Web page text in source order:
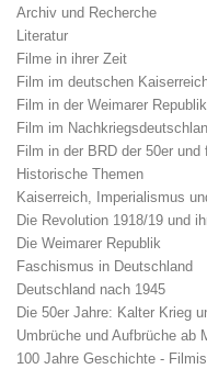
Archiv und Recherche
Literatur
Filme in ihrer Zeit
Film im deutschen
Film in der Weimarer
Film im
Film in der BRD der 50er und
Historische Themen
Kaiserreich, Imperialismus
Die Revolution 1918/19 und
Die Weimarer Republik
Faschismus in Deutschland
Deutschland nach 1945
Die 50er Jahre: Kalter Krieg
Umbrüche und Aufbrüche ab
100 Jahre Geschichte -